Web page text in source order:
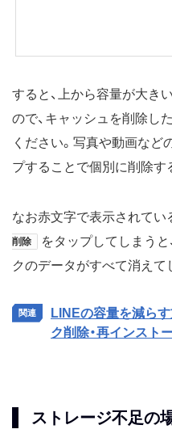
すると、上から容量が大き
ので、キャッシュを削除し
ください。写真や動画など
プすることで個別に削除す
なお赤文字で表示されてい
削除
をタップしてしまう
クのデータがすべて消えて
LINEの容量を減ら
ク削除・再インスト
ストレージ不足の